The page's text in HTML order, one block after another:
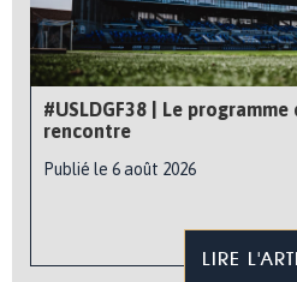
#USLDGF38 | Le
rencontre
Publié le 6 août 2026
LIRE